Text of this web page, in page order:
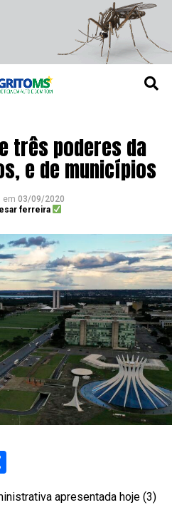
três poderes da
e de municípios
em 03/09/2020
ferreira
Share
apresentada hoje (3)